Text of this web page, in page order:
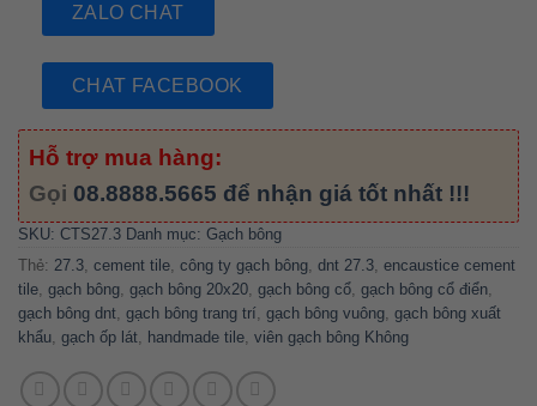
ZALO CHAT
CHAT FACEBOOK
Hỗ trợ mua hàng:
Gọi 08.8888.5665 để nhận giá tốt nhất !!!
SKU: CTS27.3 Danh mục: Gạch bông
Thẻ: 27.3 cement tile công ty gạch bông dnt 27.3 encaustice cement
tile gạch bông gạch bông 20x20 gạch bông cổ gạch bông cổ điển
gạch bông dnt gạch bông trang trí gạch bông vuông gạch bông xuất
khẩu gạch ốp lát handmade tile viên gạch bông Không